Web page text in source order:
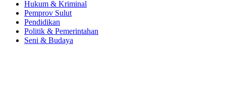
Hukum & Kriminal
Pemprov Sulut
Pendidikan
Politik & Pemerintahan
Seni & Budaya